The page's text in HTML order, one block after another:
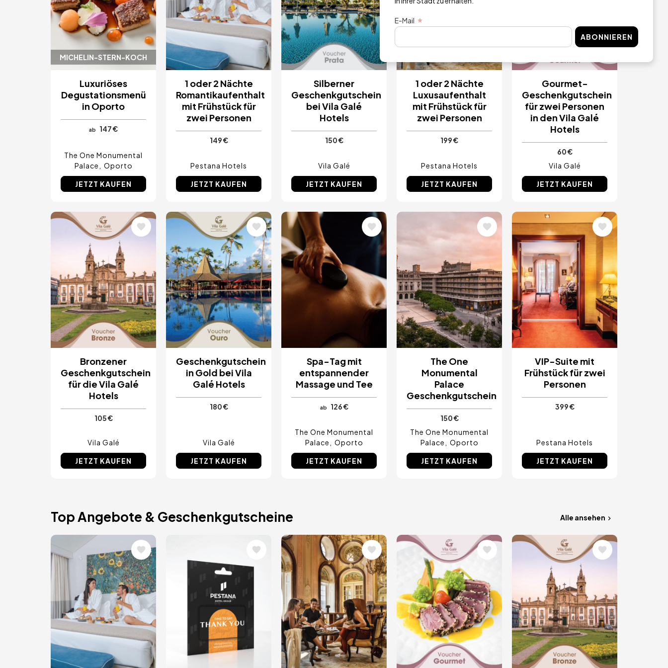
MICHELIN-STERN-KOCH
Luxuriöses
Degustationsmenü
in Oporto
ab 147 €
The One Monumental
Palace
Oporto
JETZT KAUFEN
1 oder 2 Nächte
Romantikaufenthalt
mit Frühstück für
zwei Personen
149 €
Pestana Hotels
JETZT KAUFEN
Silberner
Geschenkgutschein
bei Vila Galé
Hotels
150 €
Vila Galé
JETZT KAUFEN
1 oder 2 Nächte
Luxusaufenthalt
mit Frühstück für
zwei Personen
199 €
Pestana Hotels
JETZT KAUFEN
Gourmet-
Geschenkgutschein
für zwei Personen
in den Vila Galé
Hotels
60 €
Vila Galé
JETZT KAUFEN
Bild
Bronzener
Geschenkgutschein
für die Vila Galé
Hotels
105 €
Vila Galé
JETZT KAUFEN
Bild
Geschenkgutschein
in Gold bei Vila
Galé Hotels
180 €
Vila Galé
JETZT KAUFEN
Bild
Spa-Tag mit
entspannender
Massage und Tee
ab 126 €
The One Monumental
Palace
Oporto
JETZT KAUFEN
The One
Monumental
Palace
Geschenkgutschein
150 €
The One Monumental
Palace
Oporto
JETZT KAUFEN
Bild
VIP-Suite mit
Frühstück für zwei
Personen
399 €
Pestana Hotels
JETZT KAUFEN
Top Angebote & Geschenkgutscheine Alle ansehen
Bild Bild Bild Bild
E-Mail
ABONNIEREN